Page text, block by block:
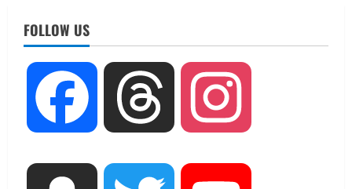
FOLLOW US
Facebook Threads
2 August 5, 2026
3
STATES NEWS
महाराज की राजस्थान के मुख्यमंत्री से
August 4, 2026